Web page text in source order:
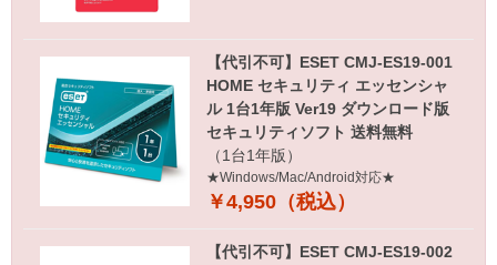
【代引不可】ESET CMJ-ES19-001
HOME セキュリティ エッセンシャ
ル 1台1年版 Ver19 ダウンロード版
セキュリティソフト 送料無料
（1台1年版）
★Windows/Mac/Android対応★
￥4,950（税込）
【代引不可】ESET CMJ-ES19-002